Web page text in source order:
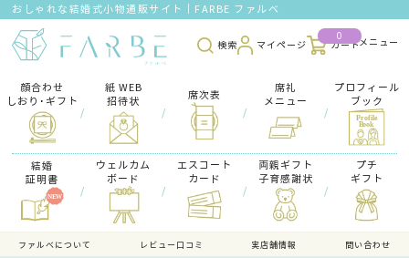
おしゃれな結婚式小物通販サイト｜FARBE ファルベ
検索 マイページ
0
カート
顔合わせ
しおり･ギフト
/
紙 WEB
招待状
/
席次表
/
席礼
メニュー
/
プロフィール
ブック
結婚
証明書
/
ウェルカム
ボード
/
エスコート
カード
/
両親ギフト
子育感謝状
/
プチ
ギフト
ファルべについて レビュー口コミ 実店舗情報 問い合わせ